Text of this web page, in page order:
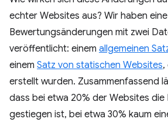
echter Websites aus? Wir haben eine
Bewertungsänderungen mit zwei
veröffentlicht: einem allgemeinen
einem Satz von statischen Websites,
erstellt wurden. Zusammenfassend
dass bei etwa 20% der Websites
gestiegen ist, bei etwa 30% kaum